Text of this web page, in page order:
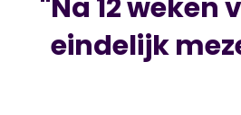
"Na 12 weken
eindelijk